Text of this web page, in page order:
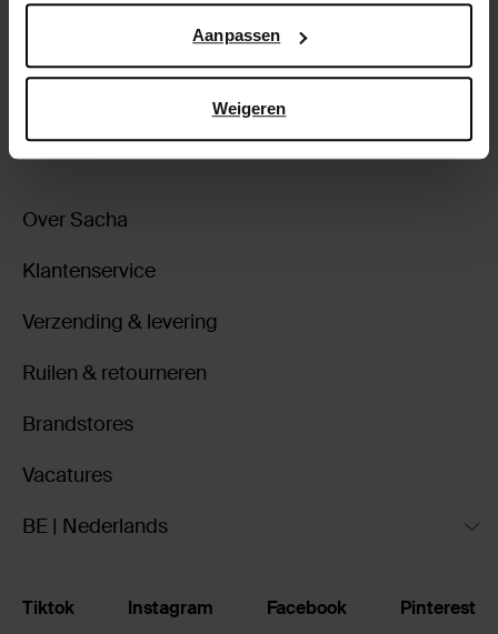
Aanpassen
Weigeren
Bezorgen & retour
Over Sacha
Klantenservice
Verzending & levering
Ruilen & retourneren
Brandstores
Vacatures
BE | Nederlands
Tiktok Instagram Facebook Pinterest